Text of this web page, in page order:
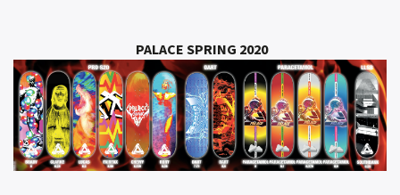
PALACE SPRING 2020